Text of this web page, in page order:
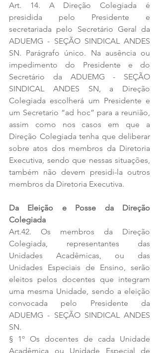
Art. 14. A Direção Colegiada é
presidida pelo Presidente e
secretariada pelo Secretário Geral da
ADUEMG - SEÇÃO SINDICAL ANDES
SN. Parágrafo único. Na ausência ou
impedimento do Presidente e do
Secretário da ADUEMG - SEÇÃO
SINDICAL ANDES SN, a Direção
Colegiada escolherá um Presidente e
um Secretario “ad hoc” para a reunião,
assim como nos casos em que a
Direção Colegiada tenha que deliberar
sobre atos dos membros da Diretoria
Executiva, sendo que nessas situações,
também não devem presidi-la outros
membros da Diretoria Executiva.
Da Eleição e Posse da Direção
Colegiada
Art.42. Os membros da Direção
Colegiada, representantes das
Unidades Acadêmicas, ou das
Unidades Especiais de Ensino, serão
eleitos pelos docentes que integram
uma mesma Unidade, sendo a eleição
convocada pelo Presidente da
ADUEMG - SEÇÃO SINDICAL ANDES
SN.
§ 1º Os docentes de cada Unidade
Acadêmica ou Unidade Especial de